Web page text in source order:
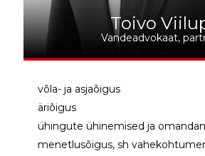
Toivo
Vandeadvokaat,
võla- ja asjaõigus
äriõigus
ühingute ühinemised ja
menetlusõigus, sh